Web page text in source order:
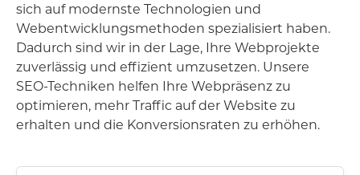
sich auf modernste Technologien und
Webentwicklungsmethoden spezialisiert haben.
Dadurch sind wir in der Lage, Ihre Webprojekte
zuverlässig und effizient umzusetzen. Unsere
SEO-Techniken helfen Ihre Webpräsenz zu
optimieren, mehr Traffic auf der Website zu
erhalten und die Konversionsraten zu erhöhen.